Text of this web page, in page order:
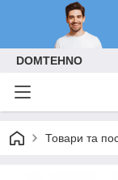
DOMTEHNO
Товари та